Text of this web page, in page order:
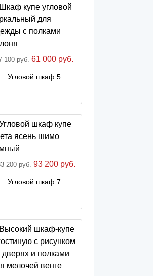
100 руб. 61 000 руб.
Угловой шкаф 5
200 руб.93 200 руб.
Угловой шкаф 7